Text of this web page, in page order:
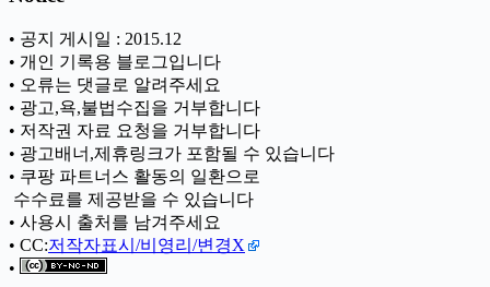
• 공지 게시일 : 2015.12
• 개인 기록용 블로그입니다
• 오류는 댓글로 알려주세요
• 광고,욕,불법수집을 거부합니다
• 저작권 자료 요청을 거부합니다
• 광고배너,제휴링크가 포함될 수 있습니다
• 쿠팡 파트너스 활동의 일환으로
ㅤ 수수료를 제공받을 수 있습니다
• 사용시 출처를 남겨주세요
• CC:저작자표시/비영리/변경X
•